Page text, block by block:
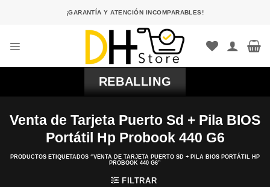
¡GARANTÍA Y ATENCIÓN INCOMPARABLES!
REBALLING
Venta de Tarjeta Puerto Sd + Pila BIOS
Portátil Hp Probook 440 G6
PRODUCTOS ETIQUETADOS “VENTA DE TARJETA PUERTO SD + PILA BIOS PORTÁTIL HP
PROBOOK 440 G6”
FILTRAR